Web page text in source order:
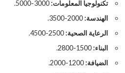
تكنولوجيا المعلومات: 3000-5000.
الهندسة: 2000-3500.
الرعاية الصحية: 2500-4500.
البناء: 1500-2800.
الضيافة: 1200-2000.